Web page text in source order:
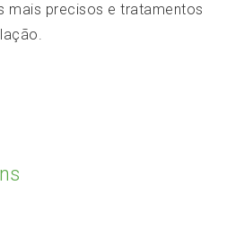
mais precisos e tratamentos